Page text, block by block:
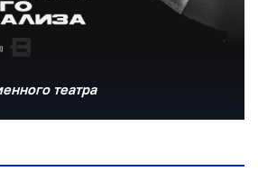
театра